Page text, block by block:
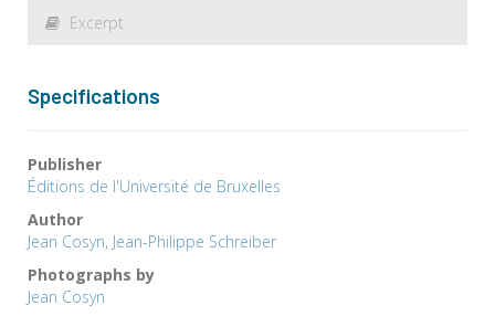
Excerpt
Specifications
Publisher
Éditions de l'Université de Bruxelles
Author
Jean Cosyn, Jean-Philippe Schreiber
Photographs by
Jean Cosyn